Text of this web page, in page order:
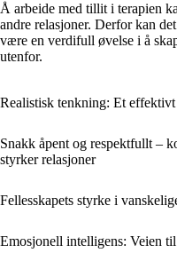
Å arbeide med tillit i terapien
andre relasjoner. Derfor kan
være en verdifull øvelse i å
utenfor.
Realistisk tenkning: Et
Snakk åpent og respektfullt –
styrker relasjoner
Fellesskapets styrke i
Emosjonell intelligens: Veien